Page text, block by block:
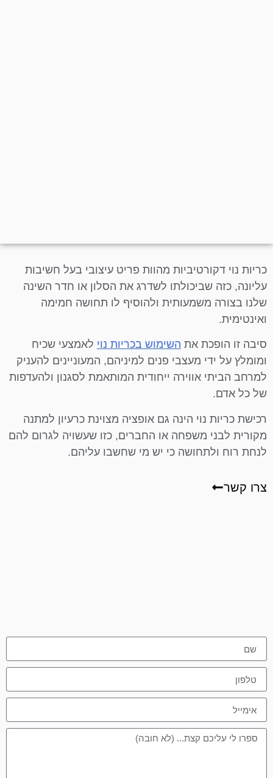
כריות נוי דקורטיביות מהוות פריט עיצובי בעל חשיבות
עליונה, כזה שביכולתו לשדרג את הסלון או חדר השינה
שלנו בצורה משמעותית ולהוסיף לו תחושה חמימה
ואינטימית.
סיבה זו הופכת את השימוש בכריות נוי לאמצעי שכיח
ומומלץ על ידי מעצבי פנים למיניהם, המעוניינים להעניק
למרחב הביתי אווירה ייחודית המותאמת לסגנון ולהעדפות
של כל אדם.
רכישת כריות נוי הינה גם אופציה מצוינת כרעיון למתנה
מקורית לבני משפחה או החברים, כזו שעשויה לגרום להם
לנחת רוח ולתחושה כי יש מי שחשבו עליהם.
צרו קשר